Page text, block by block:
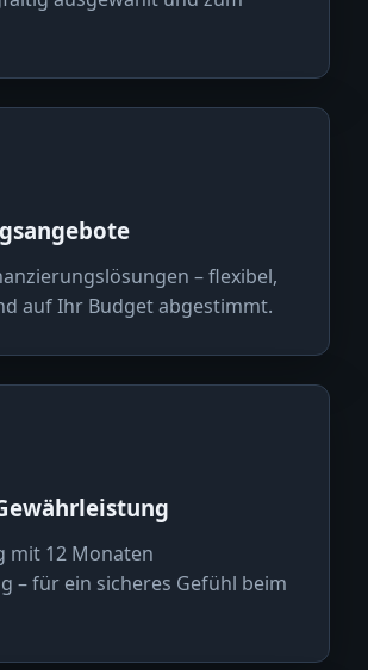
– flexibel,
auf Ihr Budget abgestimmt.
mit 12 Monaten
– für ein sicheres Gefühl beim